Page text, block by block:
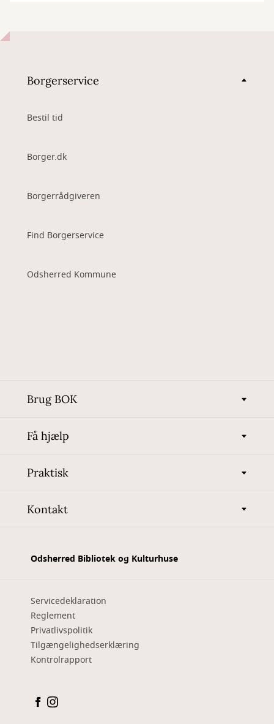
Borgerservice
Bestil tid
Borger.dk
Borgerrådgiveren
Find Borgerservice
Odsherred Kommune
Brug BOK
Få hjælp
Praktisk
Kontakt
Odsherred Bibliotek og Kulturhuse
Servicedeklaration
Reglement
Privatlivspolitik
Tilgængelighedserklæring
Kontrolrapport